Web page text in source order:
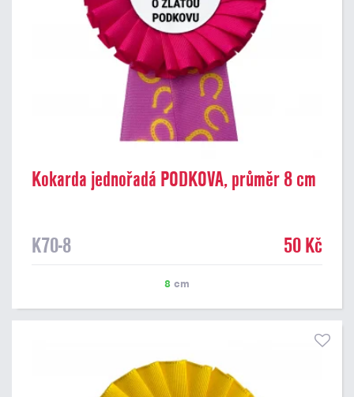
Kokarda jednořadá PODKOVA, průměr 8 cm
K70-8 50 Kč
8 cm